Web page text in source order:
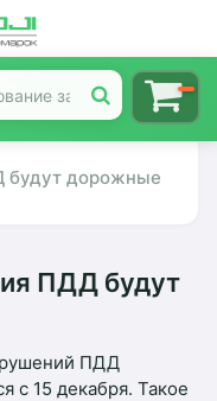
будут дорожные
ПДД будут
ПДД
с 15 декабря. Такое